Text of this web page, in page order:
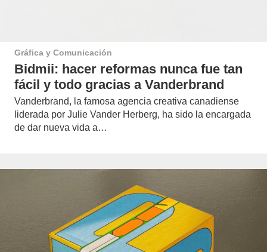
Gráfica y Comunicación
Bidmii: hacer reformas nunca fue tan
fácil y todo gracias a Vanderbrand
Vanderbrand, la famosa agencia creativa canadiense
liderada por Julie Vander Herberg, ha sido la encargada
de dar nueva vida a…